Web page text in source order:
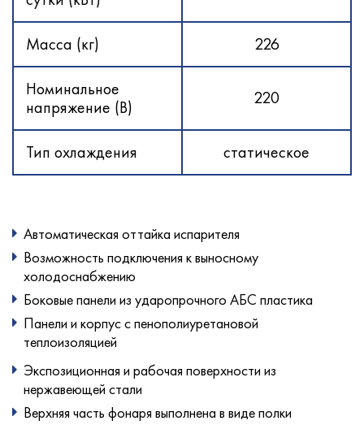
Масса (кг) 226
Номинальное
напряжение (В)
220
Тип охлаждения статическое
Автоматическая оттайка испарителя
Возможность подключения к выносному
холодоснабжению
Боковые панели из ударопрочного АБС пластика
Панели и корпус с пенополиуретановой
теплоизоляцией
Экспозиционная и рабочая поверхности из
нержавеющей стали
Верхняя часть фонаря выполнена в виде полки